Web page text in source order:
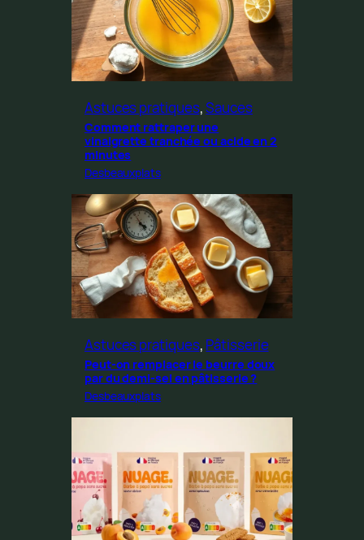
Astuces pratiques, Sauces
Comment rattraper une
vinaigrette tranchée ou acide en 2
minutes
Desbeauxplats
Astuces pratiques, Pâtisserie
Peut-on remplacer le beurre doux
par du demi-sel en pâtisserie ?
Desbeauxplats